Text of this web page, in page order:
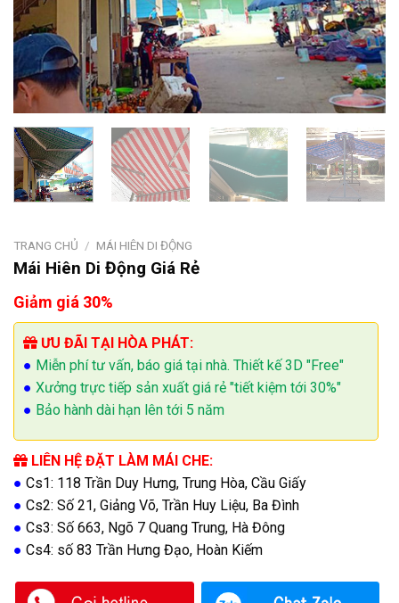
TRANG CHỦ / MÁI HIÊN DI ĐỘNG
Mái Hiên Di Động Giá Rẻ
Giảm giá 30%
ƯU ĐÃI TẠI HÒA PHÁT:
● Miễn phí tư vấn, báo giá tại nhà. Thiết kế 3D "Free"
● Xưởng trực tiếp sản xuất giá rẻ "tiết kiệm tới 30%"
● Bảo hành dài hạn lên tới 5 năm
LIÊN HỆ ĐẶT LÀM MÁI CHE:
● Cs1: 118 Trần Duy Hưng, Trung Hòa, Cầu Giấy
● Cs2: Số 21, Giảng Võ, Trần Huy Liệu, Ba Đình
● Cs3: Số 663, Ngõ 7 Quang Trung, Hà Đông
● Cs4: số 83 Trần Hưng Đạo, Hoàn Kiếm